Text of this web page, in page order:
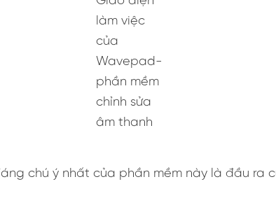
làm việc
của
Wavepad-
phần mềm
chỉnh sửa
âm thanh
chú ý nhất của phần mềm này là đầu ra